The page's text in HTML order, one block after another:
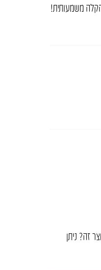
משמעותית!
זה? ניתן